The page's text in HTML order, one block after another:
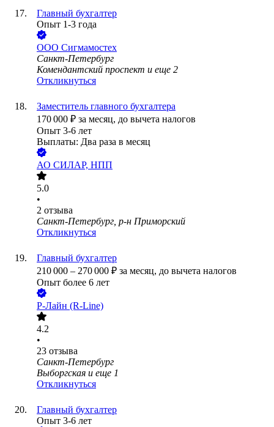
Главный бухгалтер
Опыт 1-3 года
ООО Сигмамостех
Санкт-Петербург
Комендантский проспект и еще 2
Откликнуться
Заместитель главного бухгалтера
170 000 ₽ за месяц, до вычета налогов
Опыт 3-6 лет
Выплаты: Два раза в месяц
АО СИЛАР, НПП
5.0
•
2 отзыва
Санкт-Петербург, р-н Приморский
Откликнуться
Главный бухгалтер
210 000 – 270 000 ₽ за месяц, до вычета налогов
Опыт более 6 лет
Р-Лайн (R-Line)
4.2
•
23 отзыва
Санкт-Петербург
Выборгская и еще 1
Откликнуться
Главный бухгалтер
Опыт 3-6 лет